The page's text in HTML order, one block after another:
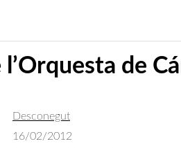
de
Desconegut
16/02/2012